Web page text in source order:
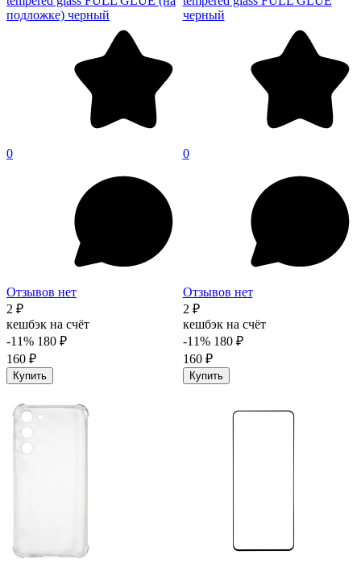
подложке) черный
0
Отзывов нет
2 ₽
кешбэк на счёт
-11% 180 ₽
160 ₽
Купить
черный
0
Отзывов нет
2 ₽
кешбэк на счёт
-11% 180 ₽
160 ₽
Купить